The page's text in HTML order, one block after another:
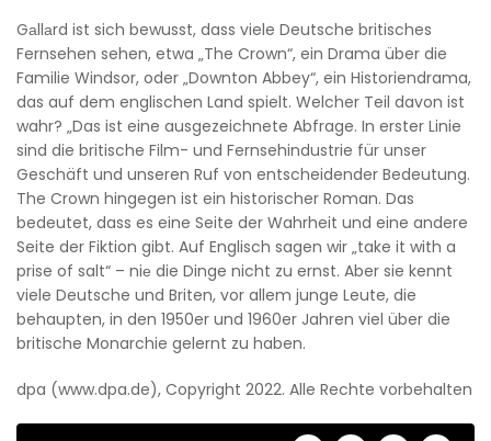
Gаllаrd ist sich bewusst, dass viele Deutsche britisches
Fernsehen sehen, etwa „The Crown“, ein Drama über die
Familie Windsor, oder „Downton Abbey“, ein Historiendrama,
das auf dem englischen Land spielt. Welcher Teil davon ist
wahr? „Das ist eine ausgezeichnete Abfrage. In erster Linie
sind die britische Film- und Fernsehindustrie für unser
Geschäft und unseren Ruf von entscheidender Bedeutung.
The Crown hingegen ist ein historischer Roman. Das
bedeutet, dass es eine Seite der Wahrheit und eine andere
Seite der Fiktion gibt. Auf Englisch sagen wir „take it with a
prise of salt“ – niе die Dinge nicht zu ernst. Aber sie kennt
viele Deutsche und Briten, vor allem junge Leute, die
behaupten, in den 1950er und 1960er Jahren viel über die
britische Monarchie gelernt zu haben.
dpa (www.dpa.de), Copyright 2022. Alle Rechte vorbehalten